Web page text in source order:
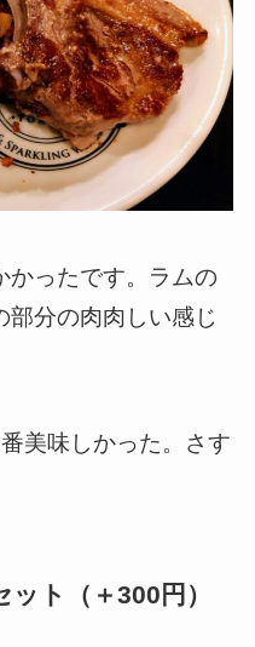
かったです。ラムの
部分の肉肉しい感じ
美味しかった。さす
ト（＋300円）